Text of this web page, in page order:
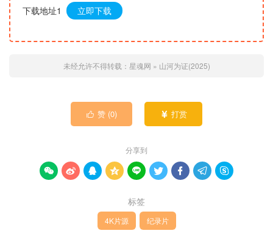
下载地址1 立即下载
未经允许不得转载： 星魂网 » 山河为证(2025)
 赞 (0)  打赏
分享到
        
标签
4K片源 纪录片